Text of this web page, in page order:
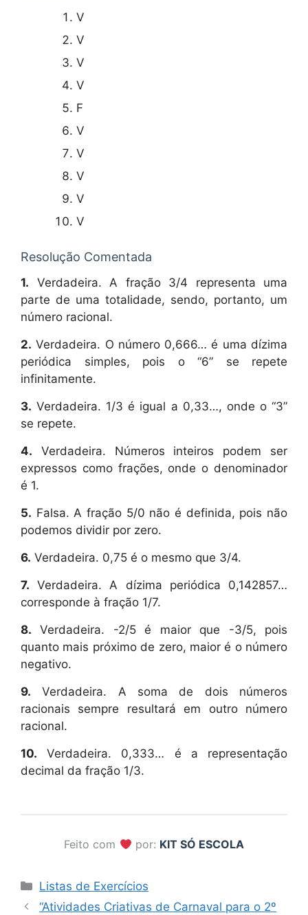
V
V
V
V
F
V
V
V
V
V
Resolução Comentada
1. Verdadeira. A fração 3/4 representa uma
parte de uma totalidade, sendo, portanto, um
número racional.
2. Verdadeira. O número 0,666… é uma dízima
periódica simples, pois o “6” se repete
infinitamente.
3. Verdadeira. 1/3 é igual a 0,33…, onde o “3”
se repete.
4. Verdadeira. Números inteiros podem ser
expressos como frações, onde o denominador
é 1.
5. Falsa. A fração 5/0 não é definida, pois não
podemos dividir por zero.
6. Verdadeira. 0,75 é o mesmo que 3/4.
7. Verdadeira. A dízima periódica 0,142857…
corresponde à fração 1/7.
8. Verdadeira. -2/5 é maior que -3/5, pois
quanto mais próximo de zero, maior é o número
negativo.
9. Verdadeira. A soma de dois números
racionais sempre resultará em outro número
racional.
10. Verdadeira. 0,333… é a representação
decimal da fração 1/3.
Feito com por: KIT SÓ ESCOLA
Categorias
Listas de Exercícios
“Atividades Criativas de Carnaval para o 2º